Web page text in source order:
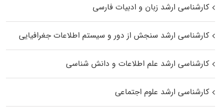
کارشناسی ارشد زبان و ادبیات فارسی
کارشناسی ارشد سنجش از دور و سیستم اطلاعات جغرافیایی
کارشناسی ارشد علم اطلاعات و دانش شناسی
کارشناسی ارشد علوم اجتماعی